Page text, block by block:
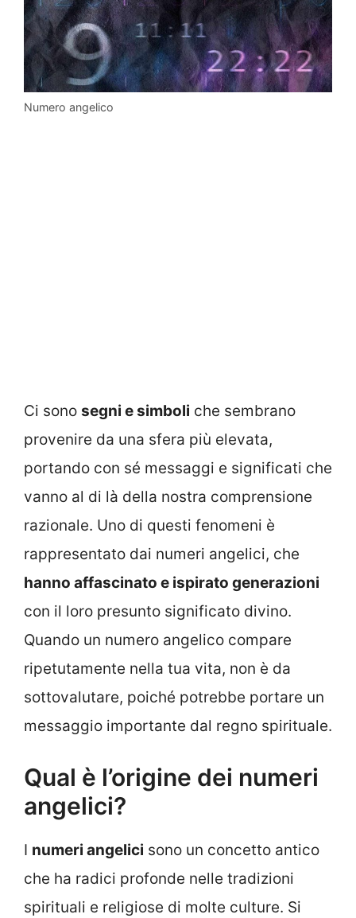
Numero angelico
Ci sono segni e simboli che sembrano
provenire da una sfera più elevata,
portando con sé messaggi e significati che
vanno al di là della nostra comprensione
razionale. Uno di questi fenomeni è
rappresentato dai numeri angelici, che
hanno affascinato e ispirato generazioni
con il loro presunto significato divino.
Quando un numero angelico compare
ripetutamente nella tua vita, non è da
sottovalutare, poiché potrebbe portare un
messaggio importante dal regno spirituale.
Qual è l’origine dei numeri
angelici?
I numeri angelici sono un concetto antico
che ha radici profonde nelle tradizioni
spirituali e religiose di molte culture. Si